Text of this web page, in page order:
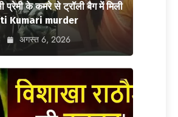
प्रेमी के कमरे से ट्रॉली बैग में मिली
Kumari murder
अगस्त 6, 2026